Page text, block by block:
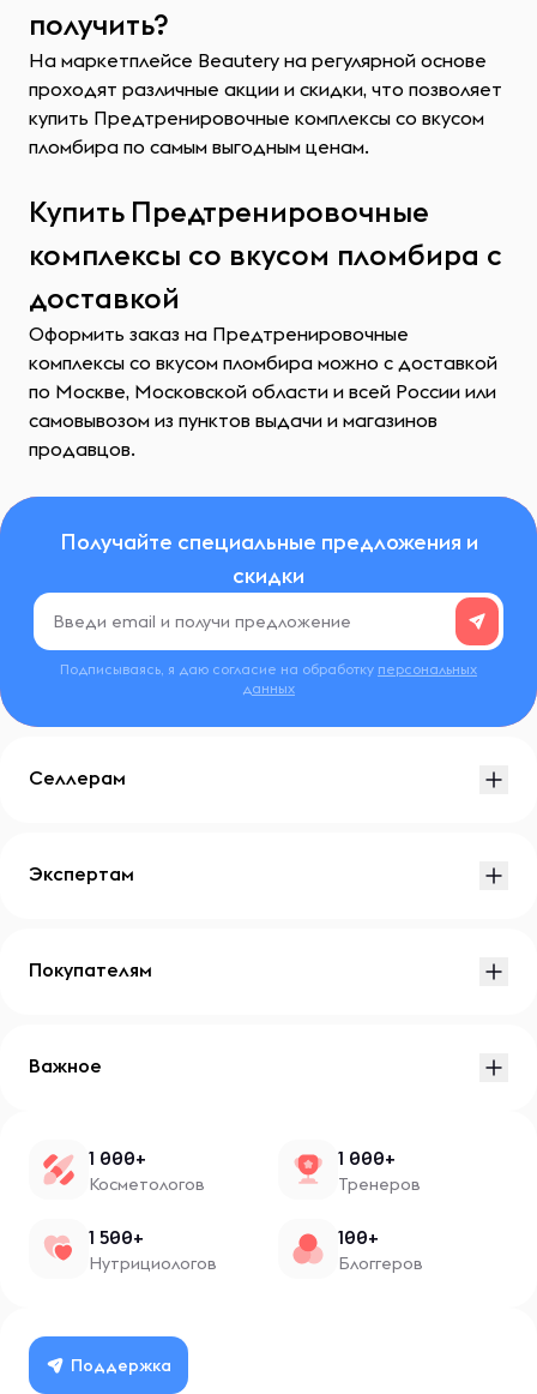
получить?
На маркетплейсе Beautery на регулярной основе
проходят различные акции и скидки, что позволяет
купить Предтренировочные комплексы со вкусом
пломбира по самым выгодным ценам.
Купить Предтренировочные
комплексы со вкусом пломбира с
доставкой
Оформить заказ на Предтренировочные
комплексы со вкусом пломбира можно с доставкой
по Москве, Московской области и всей России или
самовывозом из пунктов выдачи и магазинов
продавцов.
Получайте специальные предложения и
скидки
Подписываясь, я даю согласие на обработку персональных
данных
Селлерам
Экспертам
Покупателям
Важное
1 000+
Косметологов
1 000+
Тренеров
1 500+
Нутрициологов
100+
Блоггеров
Поддержка